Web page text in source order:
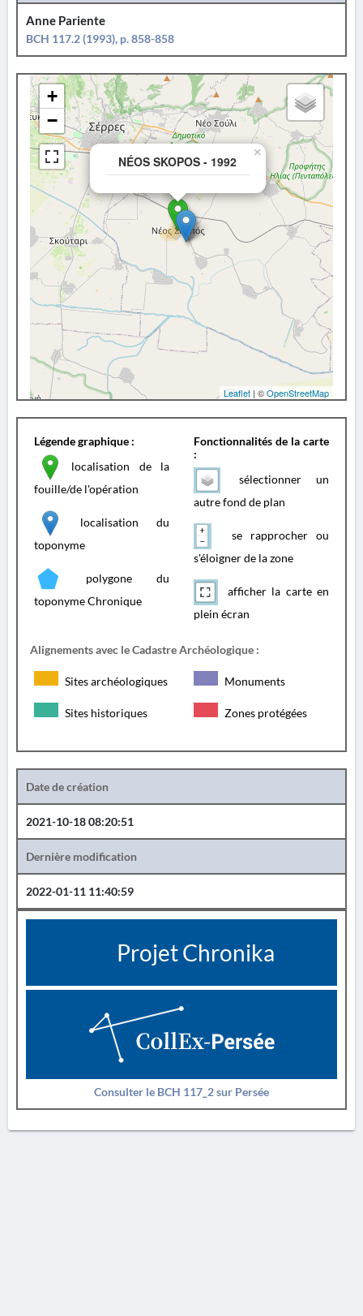
Anne Pariente
BCH 117.2 (1993), p. 858-858
NÉOS SKOPOS - 1992
×
+
−
Leaflet | ©OpenStreetMap
Légende graphique :
localisation de la
fouille/de l'opération
localisation du
toponyme
polygone du
toponyme Chronique
Fonctionnalités de la carte
:
sélectionner un
autre fond de plan
se rapprocher ou
s'éloigner de la zone
afficher la carte en
plein écran
Alignements avec le Cadastre Archéologique :
Sites archéologiques Monuments
Sites historiques Zones protégées
Date de création
2021-10-18 08:20:51
Dernière modification
2022-01-11 11:40:59
Projet Chronika
Consulter le BCH 117_2 sur Persée